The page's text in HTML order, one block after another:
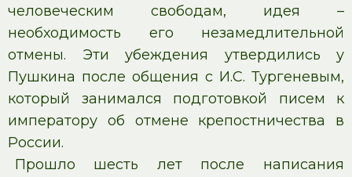
человеческим свободам, идея –
необходимость его незамедлительной
отмены. Эти убеждения утвердились у
Пушкина после общения с И.С. Тургеневым,
который занимался подготовкой писем к
императору об отмене крепостничества в
России.
Прошло шесть лет после написания